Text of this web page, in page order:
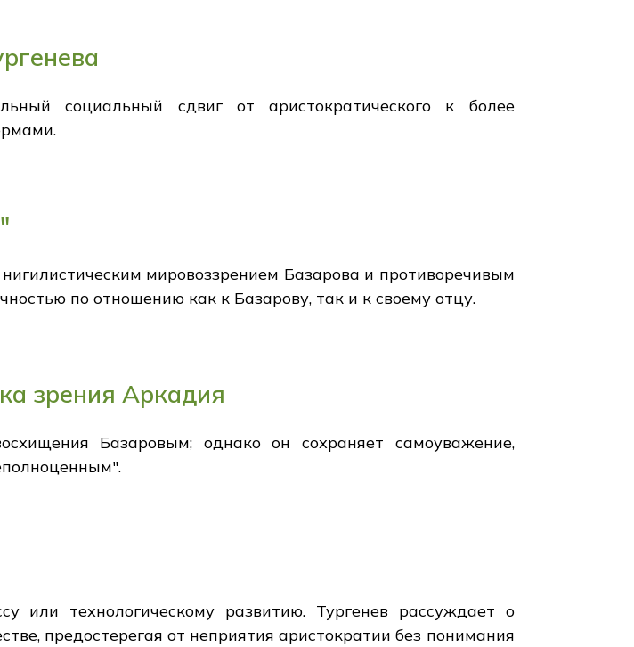
социальный сдвиг от аристократического к более
мировоззрением Базарова и противоречивым
по отношению как к Базарову, так и к своему отцу.
зрения Аркадия
Базаровым; однако он сохраняет самоуважение,
или технологическому развитию. Тургенев рассуждает о
предостерегая от неприятия аристократии без понимания